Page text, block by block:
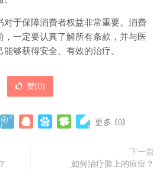
对于保障消费者权益非常重要。消费
，一定要认真了解所有条款，并与医
够获得安全、有效的治疗。
赞(0)
更多 (0)
下一篇
如何治疗脸上的痘痘？